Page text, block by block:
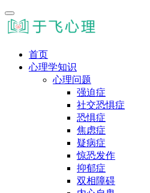
首页
心理学知识
心理问题
强迫症
社交恐惧症
恐惧症
焦虑症
疑病症
惊恐发作
抑郁症
双相障碍